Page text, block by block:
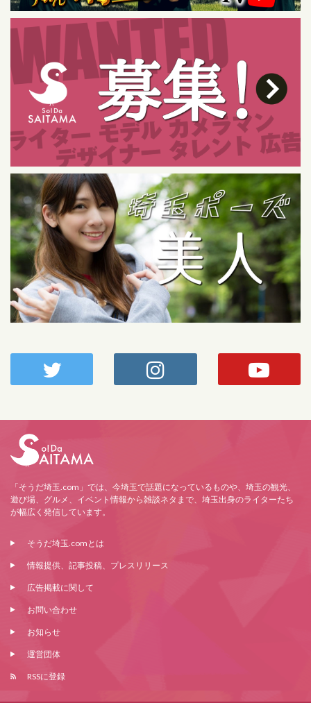
「そうだ埼玉.com」では、今埼玉で話題になっているものや、埼玉の観光、
遊び場、グルメ、イベント情報から雑談ネタまで、埼玉出身のライターたち
が幅広く発信しています。
そうだ埼玉.comとは
情報提供、記事投稿、プレスリリース
広告掲載に関して
お問い合わせ
お知らせ
運営団体
RSSに登録